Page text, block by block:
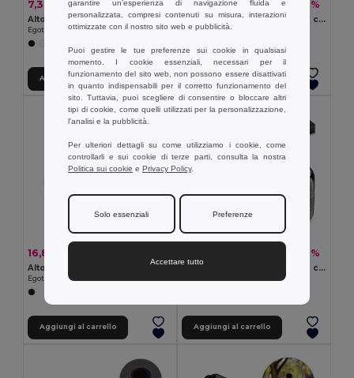
7,30 € 8,99 € -19%
Altoparlante portatile da 3W con 4 ore di autonomia con il ABS riciclato (100% rABS)
Egotier 97097
Aggiungi al carrello
9,49 €17,61 € -46%
Altoparlante portatile da 3W con autonomia di 4 ore in bambù e ABS riciclato (100% rABS)
Egotier 97098
Aggiungi al carrello
16,85 €
Altoparlante portatile da 10W con grado di protezione IPX7 e durata della batteria di 9 ore su 100% rABS
Egotier 97140
Aggiungi al carrello
-51%
Altoparlante portatile da 6W con autonomia di 4 ore in ABS
Aggiungi al carrello
garantire un'esperienza di navigazione fluida e
personalizzata, compresi contenuti su misura, interazioni
ottimizzate con il nostro sito web e pubblicità.
Puoi gestire le tue preferenze sui cookie in qualsiasi
momento. I cookie essenziali, necessari per il
funzionamento del sito web, non possono essere disattivati
in quanto indispensabili per il corretto funzionamento del
sito. Tuttavia, puoi scegliere di consentire o bloccare altri
tipi di cookie, come quelli utilizzati per la personalizzazione,
l'analisi e la pubblicità.
Per ulteriori dettagli su come utilizziamo i cookie, come
controllarli e sui cookie di terze parti, consulta la nostra
Politica sui cookie e Privacy Policy.
Solo essenziali Preferenze
Accettare tutto